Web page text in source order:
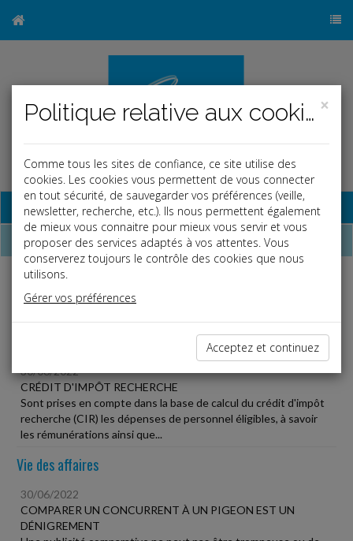
Base documentaire
Dépêches
Liste des dernières dépêches
30/06/2022
CRÉDIT D'IMPÔT RECHERCHE
Sont prises en compte dans la base de calcul du crédit d'impôt
recherche (CIR) les dépenses de personnel éligibles, à savoir
les rémunérations ainsi que...
Vie des affaires
30/06/2022
COMPARER UN CONCURRENT À UN PIGEON EST UN
DÉNIGREMENT
×
Politique relative aux cookies
Comme tous les sites de confiance, ce site utilise des
cookies. Les cookies vous permettent de vous connecter
en tout sécurité, de sauvegarder vos préférences (veille,
newsletter, recherche, etc.). Ils nous permettent également
de mieux vous connaitre pour mieux vous servir et vous
proposer des services adaptés à vos attentes. Vous
conserverez toujours le contrôle des cookies que nous
utilisons.
Gérer vos préférences
Acceptez et continuez